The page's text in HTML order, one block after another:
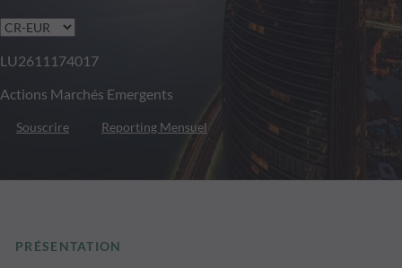
LU2611174017
Actions Marchés Emergents
Souscrire Reporting Mensuel
PRÉSENTATION